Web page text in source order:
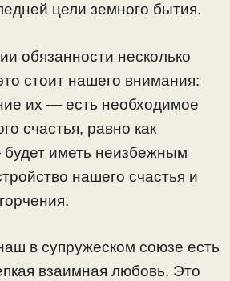
цели земного бытия.
обязанности несколько
стоит нашего внимания:
их — есть необходимое
счастья, равно как
иметь неизбежным
нашего счастья и
в супружеском союзе есть
взаимная любовь. Это